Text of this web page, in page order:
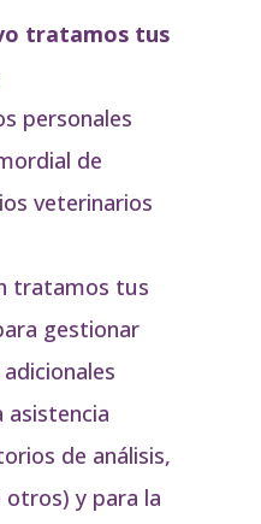
tratamos tus
personales
de
veterinarios
tratamos tus
gestionar
asistencia
de análisis,
y para la